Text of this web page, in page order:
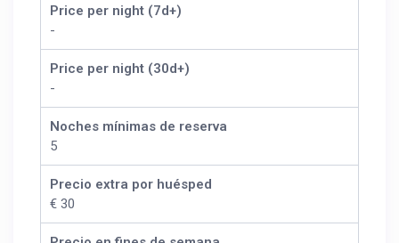
Price per night (7d+)
-
Price per night (30d+)
-
Noches mínimas de reserva
5
Precio extra por huésped
€ 30